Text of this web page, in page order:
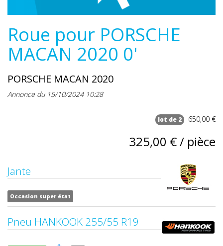
Roue pour PORSCHE
MACAN 2020 0'
PORSCHE MACAN 2020
Annonce du 15/10/2024 10:28
lot de 2 650,00 €
325,00 € / pièce
Jante
Occasion super état
Pneu HANKOOK 255/55 R19